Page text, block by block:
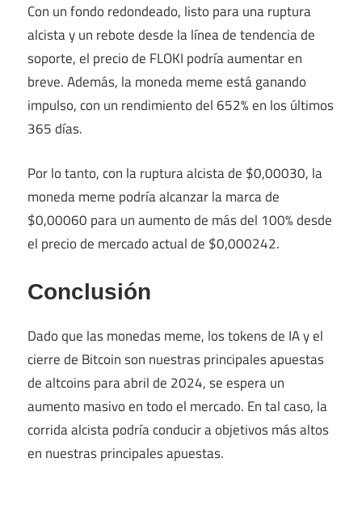
Con un fondo redondeado, listo para una ruptura
alcista y un rebote desde la línea de tendencia de
soporte, el precio de FLOKI podría aumentar en
breve. Además, la moneda meme está ganando
impulso, con un rendimiento del 652% en los últimos
365 días.
Por lo tanto, con la ruptura alcista de $0,00030, la
moneda meme podría alcanzar la marca de
$0,00060 para un aumento de más del 100% desde
el precio de mercado actual de $0,000242.
Conclusión
Dado que las monedas meme, los tokens de IA y el
cierre de Bitcoin son nuestras principales apuestas
de altcoins para abril de 2024, se espera un
aumento masivo en todo el mercado. En tal caso, la
corrida alcista podría conducir a objetivos más altos
en nuestras principales apuestas.